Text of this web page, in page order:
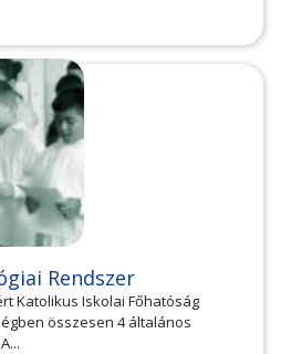
Rendszer
Katolikus Iskolai Főhatóság
összesen 4 általános